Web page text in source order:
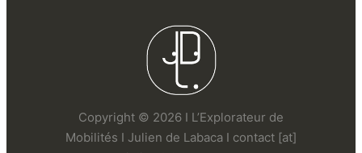
Copyright © 2026 I L’Explorateur de
Mobilités I Julien de Labaca I contact [at]